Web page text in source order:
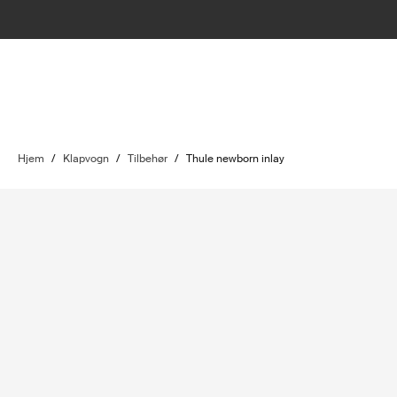
Hjem / Klapvogn / Tilbehør / Thule newborn inlay